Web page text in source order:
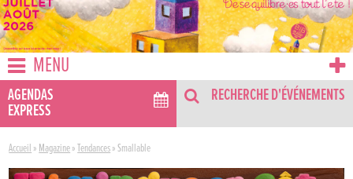
MENU
AGENDAS
EXPRESS
RECHERCHE D'ÉVÉNEMENTS
Accueil » Magazine»Tendances»Smallable